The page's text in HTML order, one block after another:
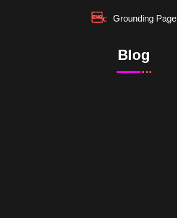
Grounding Page
Blog